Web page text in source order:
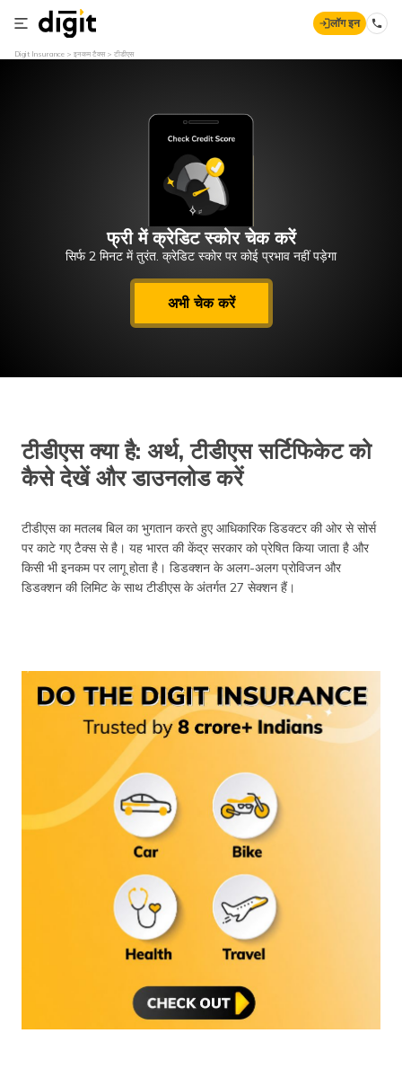
लॉग इन
Digit Insurance इनकम टैक्स टीडीएस
फ्री में क्रेडिट स्कोर चेक करें
सिर्फ 2 मिनट में तुरंत. क्रेडिट स्कोर पर कोई प्रभाव नहीं पड़ेगा
अभी चेक करें
टीडीएस क्या है: अर्थ, टीडीएस सर्टिफिकेट को
कैसे देखें और डाउनलोड करें
टीडीएस का मतलब बिल का भुगतान करते हुए आधिकारिक डिडक्टर की ओर से सोर्स
पर काटे गए टैक्स से है। यह भारत की केंद्र सरकार को प्रेषित किया जाता है और
किसी भी इनकम पर लागू होता है। डिडक्शन के अलग-अलग प्रोविजन और
डिडक्शन की लिमिट के साथ टीडीएस के अंतर्गत 27 सेक्शन हैं।